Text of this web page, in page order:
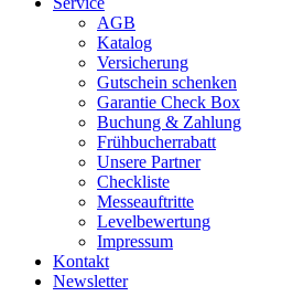
AGB
Katalog
Versicherung
Gutschein schenken
Garantie Check Box
Buchung & Zahlung
Frühbucherrabatt
Unsere Partner
Checkliste
Messeauftritte
Levelbewertung
Impressum
Kontakt
Newsletter